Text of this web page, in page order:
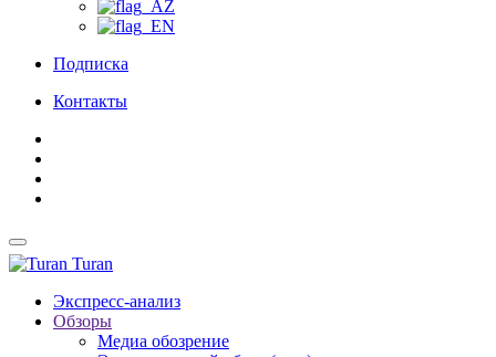
Подписка
Контакты
Turan
Экспресс-анализ
Обзоры
Медиа обозрение